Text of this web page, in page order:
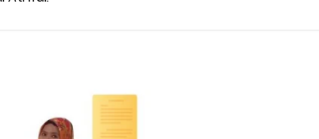
EMIS GTK
2026: Pedoman Kesesuaian Sertifikat Pendidik Guru